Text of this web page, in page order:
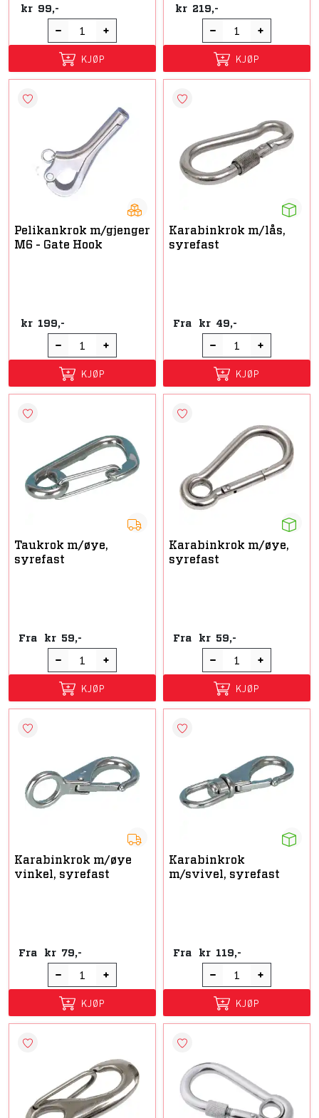
kr 99,-
KJØP
kr 219,-
KJØP
Pelikankrok m/gjenger
M6 - Gate Hook
kr 199,-
KJØP
Karabinkrok m/lås,
syrefast
Fra kr 49,-
KJØP
Taukrok m/øye,
syrefast
Fra kr 59,-
KJØP
Karabinkrok m/øye,
syrefast
Fra kr 59,-
KJØP
Karabinkrok m/øye
vinkel, syrefast
Fra kr 79,-
KJØP
Karabinkrok
m/svivel, syrefast
Fra kr 119,-
KJØP